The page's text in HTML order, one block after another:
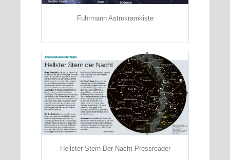
Fuhrmann Astrokramkiste
Hellster Stern Der Nacht Pressreader